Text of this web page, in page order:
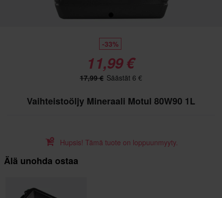
-33%
11,99 €
17,99 € Säästät 6 €
Vaihteistoöljy Mineraali Motul 80W90 1L
Hupsis! Tämä tuote on loppuunmyyty.
Älä unohda ostaa